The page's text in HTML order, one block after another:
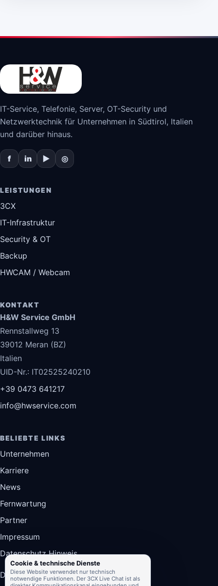
IT-Service, Telefonie, Server, OT-Security und
Netzwerktechnik für Unternehmen in Südtirol, Italien
und darüber hinaus.
f in ▶ ◎
LEISTUNGEN
3CX
IT-Infrastruktur
Security & OT
Backup
HWCAM / Webcam
KONTAKT
H&W Service GmbH
Rennstallweg 13
39012 Meran (BZ)
Italien
UID-Nr.: IT02525240210
+39 0473 641217
info@hwservice.com
BELIEBTE LINKS
Unternehmen
Karriere
News
Fernwartung
Partner
Impressum
Datenschutz Hinweis
DE ITEN
Cookie & technische Dienste
Diese Website verwendet nur technisch
notwendige Funktionen. Der 3CX Live Chat ist als